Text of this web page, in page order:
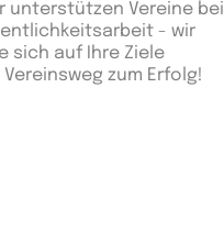
unterstützen Vereine bei
- wir
sich auf Ihre Ziele
zum Erfolg!